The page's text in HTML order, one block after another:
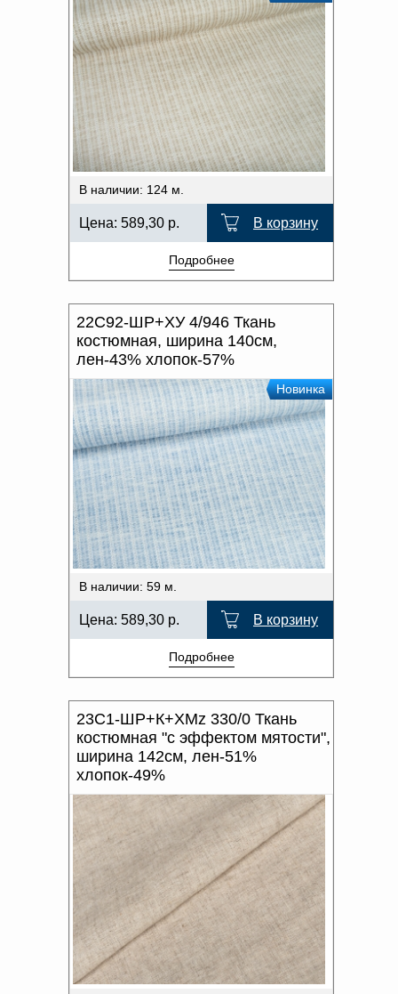
В наличии: 124 м.
Цена: 589,30 р. В корзину
Подробнее
22С92-ШР+ХУ 4/946 Ткань
костюмная, ширина 140см,
лен-43% хлопок-57%
Новинка
В наличии: 59 м.
Цена: 589,30 р. В корзину
Подробнее
23С1-ШР+К+ХМz 330/0 Ткань
костюмная "с эффектом мятости",
ширина 142см, лен-51%
хлопок-49%